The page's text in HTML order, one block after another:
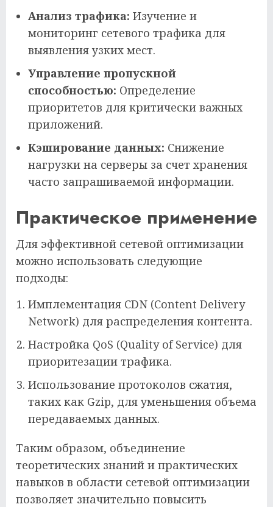
Анализ трафика: Изучение и
мониторинг сетевого трафика для
выявления узких мест.
Управление пропускной
способностью: Определение
приоритетов для критически важных
приложений.
Кэширование данных: Снижение
нагрузки на серверы за счет хранения
часто запрашиваемой информации.
Практическое применение
Для эффективной сетевой оптимизации
можно использовать следующие
подходы:
Имплементация CDN (Content Delivery
Network) для распределения контента.
Настройка QoS (Quality of Service) для
приоритезации трафика.
Использование протоколов сжатия,
таких как Gzip, для уменьшения объема
передаваемых данных.
Таким образом, объединение
теоретических знаний и практических
навыков в области сетевой оптимизации
позволяет значительно повысить